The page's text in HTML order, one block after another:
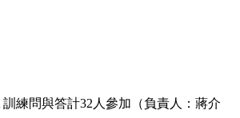
練問與答計32人參加 （負責人：蔣介